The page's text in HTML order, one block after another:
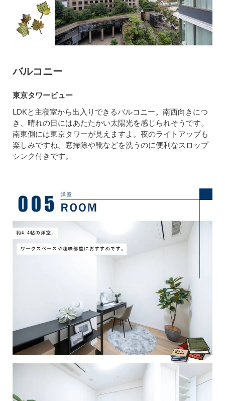
バルコニー
東京タワービュー
LDKと主寝室から出入りできるバルコニー。南西向きにつ
き、晴れの日にはあたたかい太陽光を感じられそうです。
南東側には東京タワーが見えますよ。夜のライトアップも
楽しみですね。窓掃除や靴などを洗うのに便利なスロップ
シンク付きです。